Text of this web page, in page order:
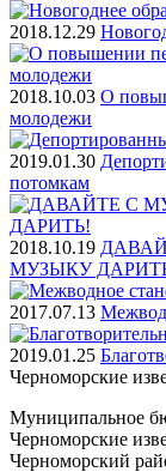
2018.12.29
2018.10.03 О
молодежи
2019.01.30
потомкам
2018.10.19
МУЗЫКУ
2017.07.13
2019.01.25
Черноморские
Муниципальное
Черноморские
Черноморский